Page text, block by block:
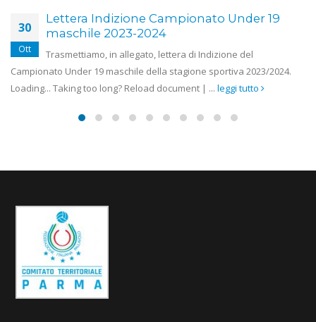
30
Ott
Lettera Indizione Campionato Under 19
maschile 2023-2024
Trasmettiamo, in allegato, lettera di Indizione del
Campionato Under 19 maschile della stagione sportiva 2023/2024.
Loading... Taking too long? Reload document | ... leggi tutto